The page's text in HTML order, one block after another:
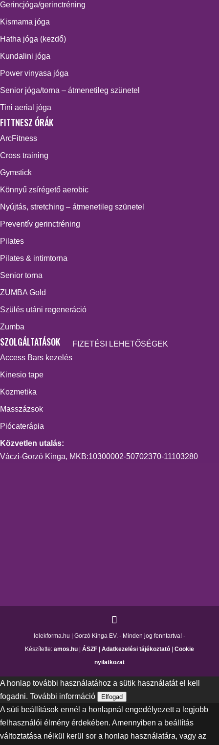
Gerincjóga/gerinctréning
Kismama jóga
Hatha jóga (kezdő)
Kundalini jóga
Power vinyasa jóga
Senior jóga/torna – átmenetileg szünetel
Tini aerial jóga
FITTNESZ ÓRÁK
ArcFitness
Cross training
Gymstick
Könnyű zsírégető aerobic
Nyújtás, stretching – átmenetileg szünetel
Preventív gerinctréning
Pilates
Pilates & intimtorna
Senior torna
ZUMBA Gold
Szülés utáni regeneráció
Zumba
SZOLGÁLTATÁSOK
Access Bars kezelés
Kinesio tape
Kozmetika
Masszázsok
Piócaterápia
FIZETÉSI LEHETŐSÉGEK
Közvetlen utalás:
Váczi-Gorzó Kinga, MKB:10300002-50702370-11103280
lelekforma.hu | Gorzó Kinga EV. - Minden jog fenntartva! -
Készítette: amos.hu| ÁSZF| Adatkezelési tájékoztató| Cookie
nyilatkozat
A honlap további használatához a sütik használatát el kell
fogadni. További információ Elfogad
A süti beállítások ennél a honlapnál engedélyezett a legjobb
felhasználói élmény érdekében. Amennyiben a beállítás
változtatása nélkül kerül sor a honlap használatára, vagy az